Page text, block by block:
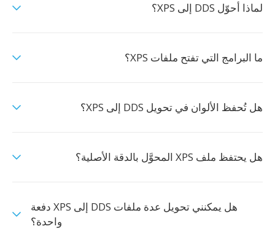
لماذا أحوّل DDS إلى XPS؟
ما البرامج التي تفتح ملفات XPS؟
هل تُحفظ الألوان في تحويل DDS إلى XPS؟
هل يحتفظ ملف XPS المحوَّل بالدقة الأصلية؟
هل يمكنني تحويل عدة ملفات DDS إلى XPS دفعة
واحدة؟